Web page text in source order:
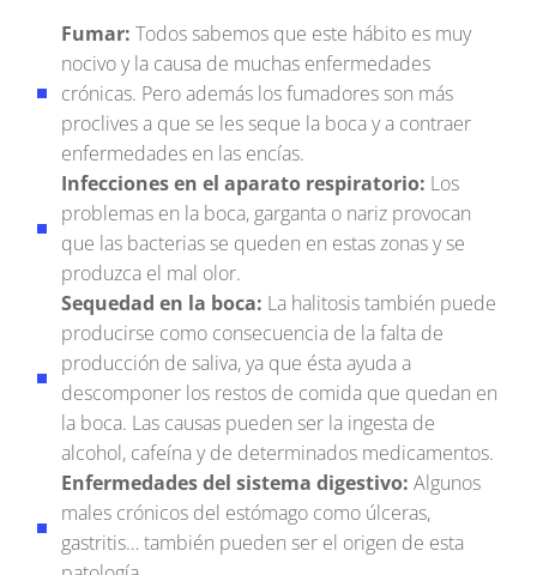
Fumar: Todos sabemos que este hábito es muy
nocivo y la causa de muchas enfermedades
crónicas. Pero además los fumadores son más
proclives a que se les seque la boca y a contraer
enfermedades en las encías.
Infecciones en el aparato respiratorio: Los
problemas en la boca, garganta o nariz provocan
que las bacterias se queden en estas zonas y se
produzca el mal olor.
Sequedad en la boca: La halitosis también puede
producirse como consecuencia de la falta de
producción de saliva, ya que ésta ayuda a
descomponer los restos de comida que quedan en
la boca. Las causas pueden ser la ingesta de
alcohol, cafeína y de determinados medicamentos.
Enfermedades del sistema digestivo: Algunos
males crónicos del estómago como úlceras,
gastritis… también pueden ser el origen de esta